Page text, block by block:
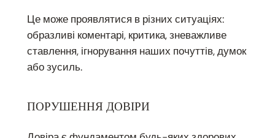
Це може проявлятися в різних ситуаціях:
образливі коментарі, критика, зневажливе
ставлення, ігнорування наших почуттів, думок
або зусиль.
ПОРУШЕННЯ ДОВІРИ